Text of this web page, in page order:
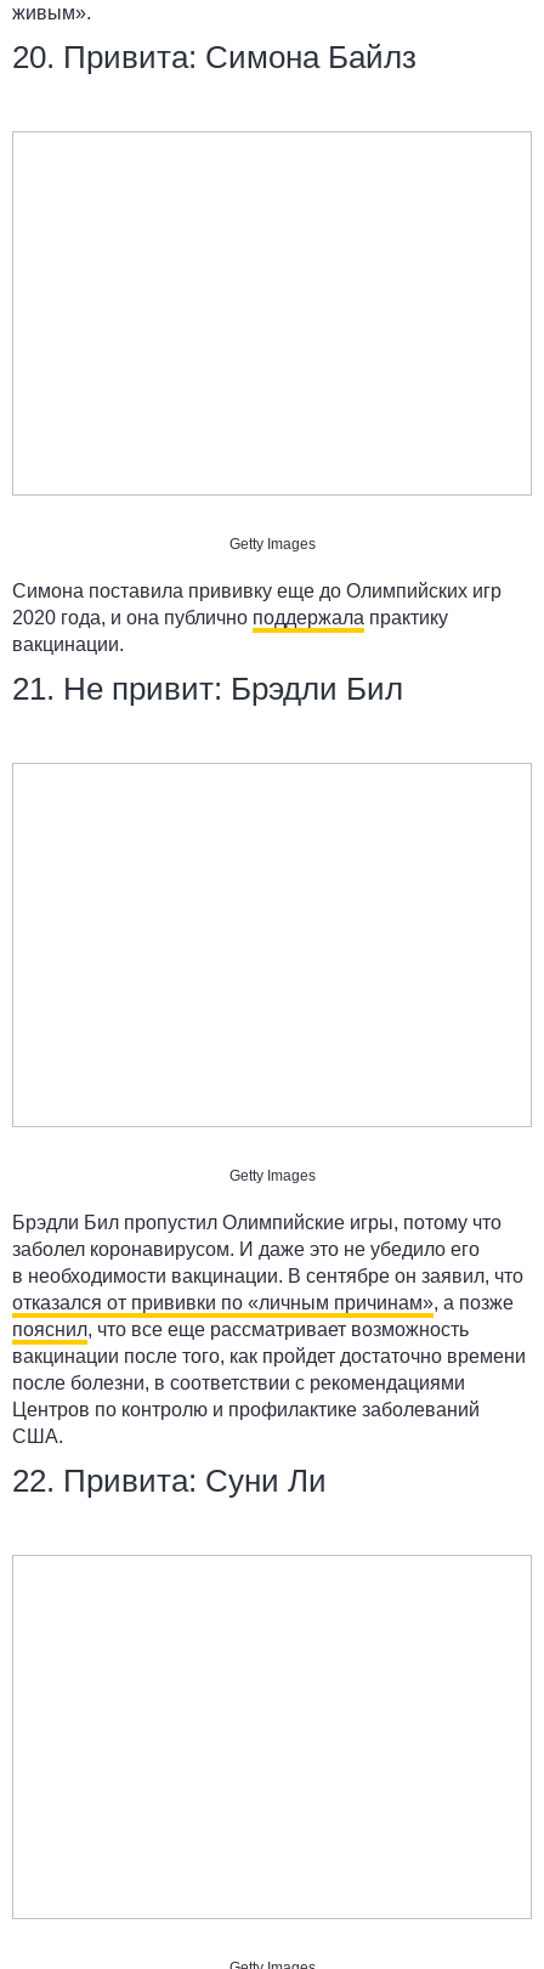
живым».
20. Привита: Симона Байлз
Getty Images
Симона поставила прививку еще до Олимпийских игр
2020 года, и она публично поддержала практику
вакцинации.
21. Не привит: Брэдли Бил
Getty Images
Брэдли Бил пропустил Олимпийские игры, потому что
заболел коронавирусом. И даже это не убедило его
в необходимости вакцинации. В сентябре он заявил, что
отказался от прививки по «личным причинам», а позже
пояснил, что все еще рассматривает возможность
вакцинации после того, как пройдет достаточно времени
после болезни, в соответствии с рекомендациями
Центров по контролю и профилактике заболеваний
США.
22. Привита: Суни Ли